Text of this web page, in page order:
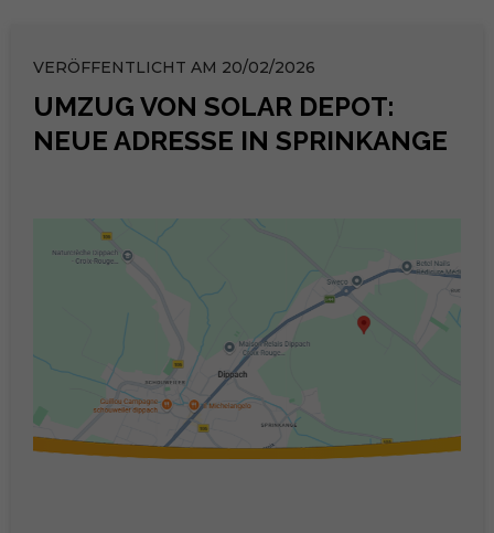
VERÖFFENTLICHT AM 20/02/2026
UMZUG VON SOLAR DEPOT:
NEUE ADRESSE IN SPRINKANGE